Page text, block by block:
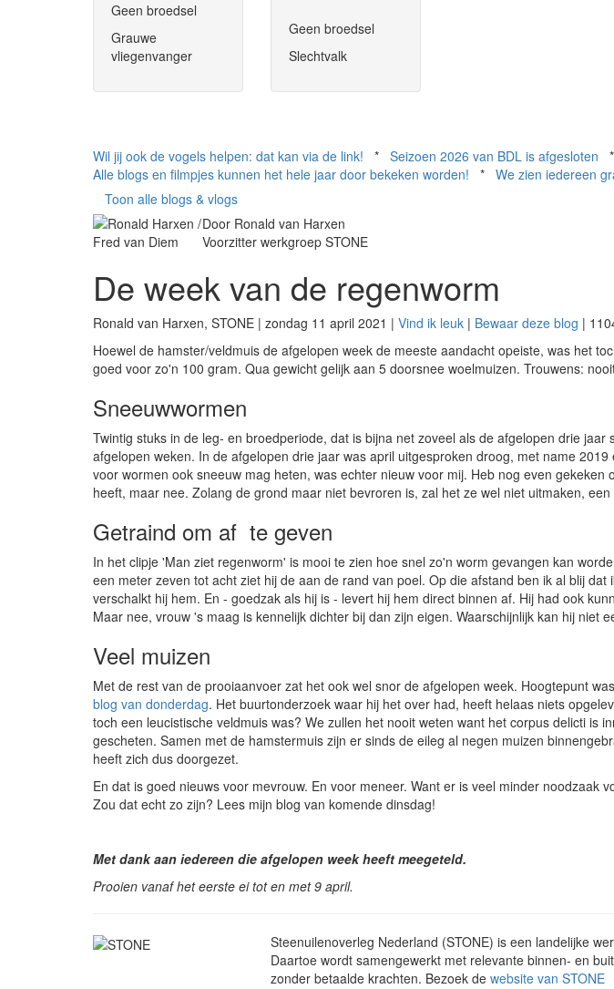
Geen broedsel
Grauwe
vliegenvanger
Geen broedsel
Slechtvalk
Wil jij ook de vogels helpen: dat kan via de link! * Seizoen 2026 van BDL is afgesloten
Alle blogs en filmpjes kunnen het hele jaar door bekeken worden! * We zien iedereen
Toon alle blogs & vlogs
Door Ronald van Harxen
Voorzitter werkgroep STONE
De week van de regenworm
Ronald van Harxen, STONE | zondag 11 april 2021 | Vind ik leuk | Bewaar deze blog |
Hoewel de hamster/veldmuis de afgelopen week de meeste aandacht opeiste, was het
goed voor zo'n 100 gram. Qua gewicht gelijk aan 5 doorsnee woelmuizen. Trouwens:
Sneeuwwormen
Twintig stuks in de leg- en broedperiode, dat is bijna net zoveel als de afgelopen drie
afgelopen weken. In de afgelopen drie jaar was april uitgesproken droog, met name
voor wormen ook sneeuw mag heten, was echter nieuw voor mij. Heb nog even
heeft, maar nee. Zolang de grond maar niet bevroren is, zal het ze wel niet uitmaken,
Getraind om af te geven
In het clipje 'Man ziet regenworm' is mooi te zien hoe snel zo'n worm gevangen kan
een meter zeven tot acht ziet hij de aan de rand van poel. Op die afstand ben ik al blij
verschalkt hij hem. En - goedzak als hij is - levert hij hem direct binnen af. Hij had ook
Maar nee, vrouw 's maag is kennelijk dichter bij dan zijn eigen. Waarschijnlijk kan hij niet
Veel muizen
Met de rest van de prooiaanvoer zat het ook wel snor de afgelopen week. Hoogtepunt
blog van donderdag. Het buurtonderzoek waar hij het over had, heeft helaas niets
toch een leucistische veldmuis was? We zullen het nooit weten want het corpus delicti
gescheten. Samen met de hamstermuis zijn er sinds de eileg al negen muizen
heeft zich dus doorgezet.
En dat is goed nieuws voor mevrouw. En voor meneer. Want er is veel minder
Zou dat echt zo zijn? Lees mijn blog van komende dinsdag!
Met dank aan iedereen die afgelopen week heeft meegeteld.
Prooien vanaf het eerste ei tot en met 9 april.
Steenuilenoverleg Nederland (STONE) is een landelijke
Daartoe wordt samengewerkt met relevante binnen- en
zonder betaalde krachten. Bezoek de website van STONE